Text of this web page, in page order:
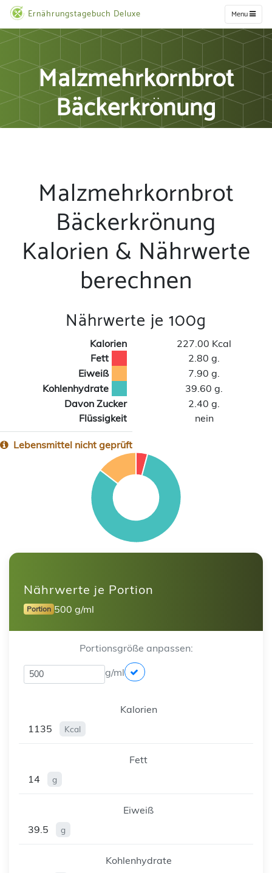
Ernährungstagebuch Deluxe Menu
Malzmehrkornbrot
Bäckerkrönung
Malzmehrkornbrot
Bäckerkrönung
Kalorien & Nährwerte
berechnen
Nährwerte je 100g
Kalorien
227.00 Kcal
Fett
2.80 g.
Eiweiß
7.90 g.
Kohlenhydrate
39.60 g.
Davon Zucker
2.40 g.
Flüssigkeit
nein
Lebensmittel nicht geprüft
Nährwerte je Portion
Portion 500 g/ml
Portionsgröße anpassen:
g/ml
Kalorien
1135
Kcal
Fett
14
g
Eiweiß
39.5
g
Kohlenhydrate